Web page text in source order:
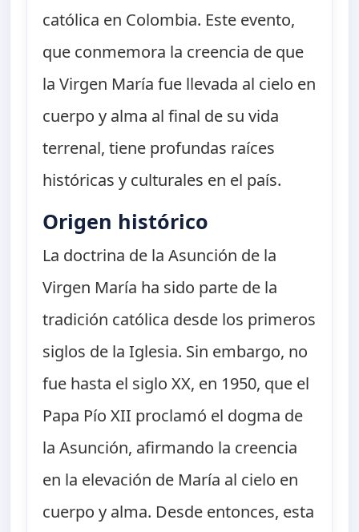
católica en Colombia. Este evento,
que conmemora la creencia de que
la Virgen María fue llevada al cielo en
cuerpo y alma al final de su vida
terrenal, tiene profundas raíces
históricas y culturales en el país.
Origen histórico
La doctrina de la Asunción de la
Virgen María ha sido parte de la
tradición católica desde los primeros
siglos de la Iglesia. Sin embargo, no
fue hasta el siglo XX, en 1950, que el
Papa Pío XII proclamó el dogma de
la Asunción, afirmando la creencia
en la elevación de María al cielo en
cuerpo y alma. Desde entonces, esta